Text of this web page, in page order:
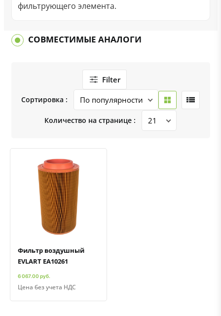
фильтрующего элемента.
СОВМЕСТИМЫЕ АНАЛОГИ
Filter
Сортировка :
Количество на странице :
Быстрый просмотрДобавить к сравнению
Добавить в избранное
Фильтр воздушный
EVLART EA10261
6 067.00 руб.
Цена без учета НДС